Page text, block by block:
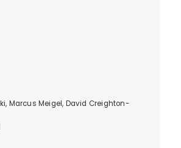
Marcus Meigel, David Creighton-